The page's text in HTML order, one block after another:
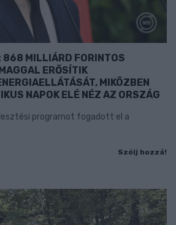
868 MILLIÁRD FORINTOS
ERŐSÍTIK
MIKÖZBEN
NAPOK ELÉ NÉZ AZ ORSZÁG
programot fogadott el a
Szólj hozzá!